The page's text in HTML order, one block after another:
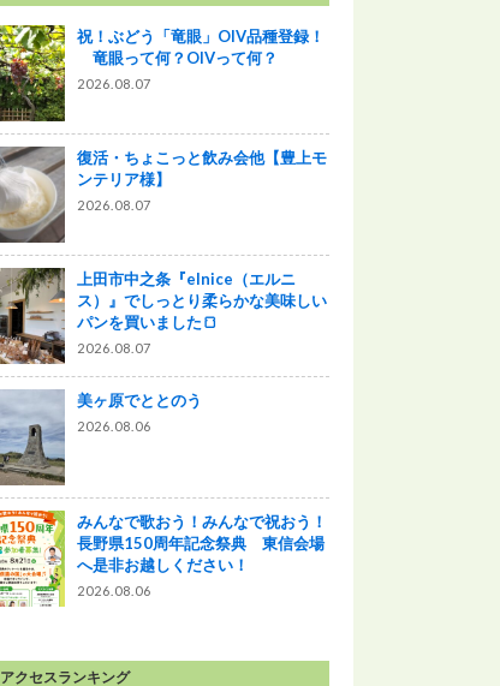
祝！ぶどう「竜眼」OIV品種登録！
竜眼って何？OIVって何？
2026.08.07
復活・ちょこっと飲み会他【豊上モ
ンテリア様】
2026.08.07
上田市中之条『elnice（エルニ
ス）』でしっとり柔らかな美味しい
パンを買いました🍞
2026.08.07
美ヶ原でととのう
2026.08.06
みんなで歌おう！みんなで祝おう！
長野県150周年記念祭典 東信会場
へ是非お越しください！
2026.08.06
アクセスランキング